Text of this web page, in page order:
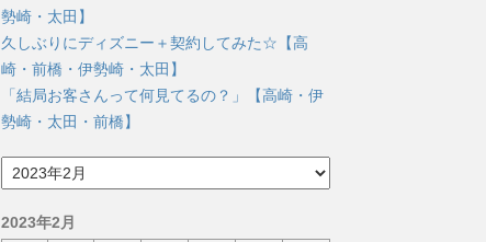
勢崎・太田】
久しぶりにディズニー＋契約してみた☆【高
崎・前橋・伊勢崎・太田】
「結局お客さんって何見てるの？」【高崎・伊
勢崎・太田・前橋】
ア
ー
イ
2023年2月